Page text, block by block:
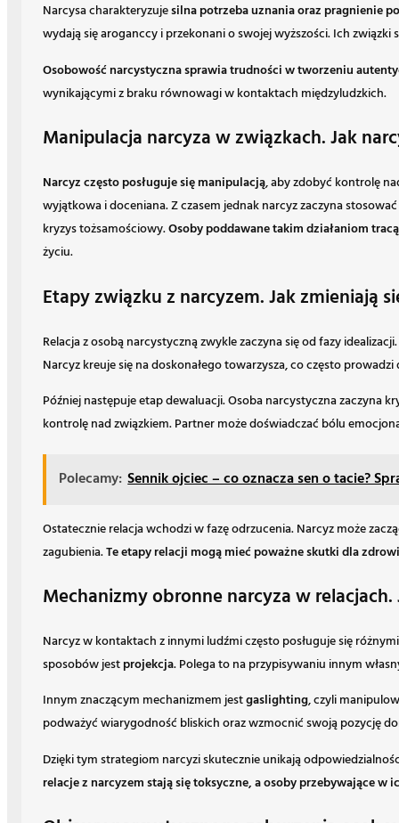
Narcysa charakteryzujesilna potrzeba uznania oraz pragnienie
wydają się aroganccy i przekonani o swojej wyższości. Ich
Osobowość narcystyczna sprawia trudności w tworzeniu
wynikającymi z braku równowagi w kontaktach międzyludzkich.
Manipulacja narcyza w związkach. Jak
Narcyz często posługuje się manipulacją, aby zdobyć kontrolę
wyjątkowa i doceniana. Z czasem jednak narcyz zaczyna
kryzys tożsamościowy.Osoby poddawane takim działaniom
życiu.
Etapy związku z narcyzem. Jak zmieniają
Relacja z osobą narcystyczną zwykle zaczyna się od fazy
Narcyz kreuje się na doskonałego towarzysza, co często
Później następuje etap dewaluacji. Osoba narcystyczna zaczyna
kontrolę nad związkiem. Partner może doświadczać bólu
Polecamy: Sennik ojciec – co oznacza sen o tacie?
Ostatecznie relacja wchodzi w fazę odrzucenia. Narcyz może
zagubienia.Te etapy relacji mogą mieć poważne skutki dla
Mechanizmy obronne narcyza w
Narcyz w kontaktach z innymi ludźmi często posługuje się
sposobów jestprojekcja. Polega to na przypisywaniu innym
Innym znaczącym mechanizmem jestgaslighting, czyli
podważyć wiarygodność bliskich oraz wzmocnić swoją pozycję
Dzięki tym strategiom narcyzi skutecznie unikają
relacje z narcyzem stają się toksyczne, a osoby przebywające